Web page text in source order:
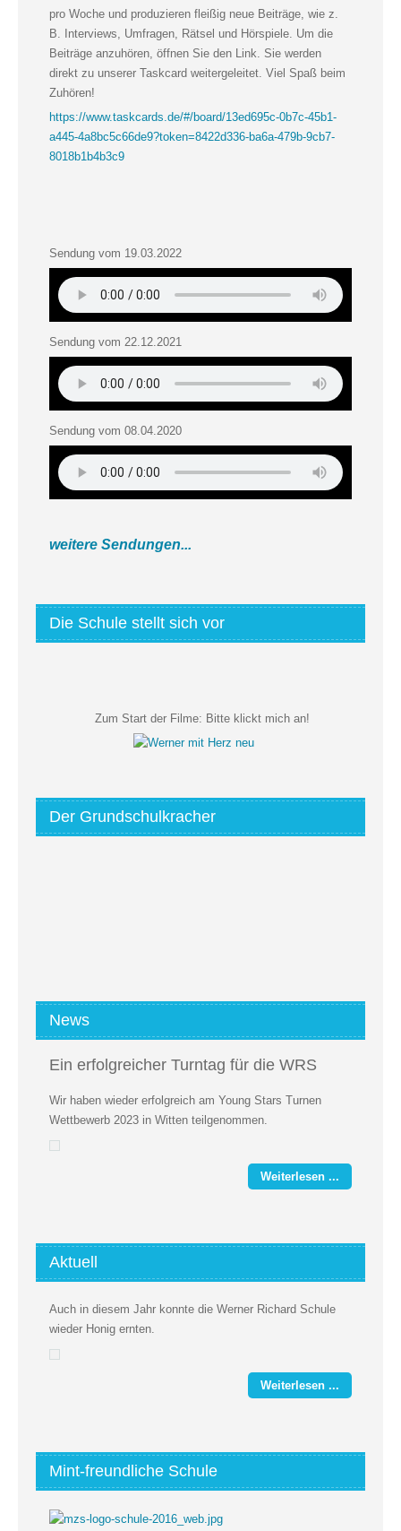
pro Woche und produzieren fleißig neue Beiträge, wie z.
B. Interviews, Umfragen, Rätsel und Hörspiele. Um die
Beiträge anzuhören, öffnen Sie den Link. Sie werden
direkt zu unserer Taskcard weitergeleitet. Viel Spaß beim
Zuhören!
https://www.taskcards.de/#/board/13ed695c-0b7c-45b1-
a445-4a8bc5c66de9?token=8422d336-ba6a-479b-9cb7-
8018b1b4b3c9
Sendung vom 19.03.2022
Sendung vom 22.12.2021
Sendung vom 08.04.2020
weitere Sendungen...
Die Schule stellt sich vor
Zum Start der Filme: Bitte klickt mich an!
Der Grundschulkracher
News
Ein erfolgreicher Turntag für die WRS
Wir haben wieder erfolgreich am Young Stars Turnen
Wettbewerb 2023 in Witten teilgenommen.
Weiterlesen ...
Aktuell
Auch in diesem Jahr konnte die Werner Richard Schule
wieder Honig ernten.
Weiterlesen ...
Mint-freundliche Schule